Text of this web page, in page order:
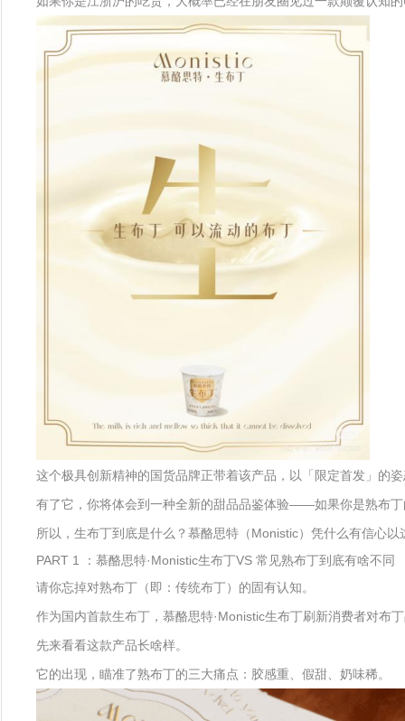
这个极具创新精神的国货品牌正带着该产品，以「限定首发」的
有了它，你将体会到一种全新的甜品品鉴体验——如果你是熟布丁
所以，生布丁到底是什么？慕酪思特（Monistic）凭什么有信心
PART 1 ：慕酪思特·Monistic生布丁VS 常见熟布丁到底有啥不同
请你忘掉对熟布丁（即：传统布丁）的固有认知。
作为国内首款生布丁，慕酪思特·Monistic生布丁刷新消费者对布
先来看看这款产品长啥样。
它的出现，瞄准了熟布丁的三大痛点：胶感重、假甜、奶味稀。